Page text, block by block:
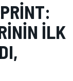
ILK